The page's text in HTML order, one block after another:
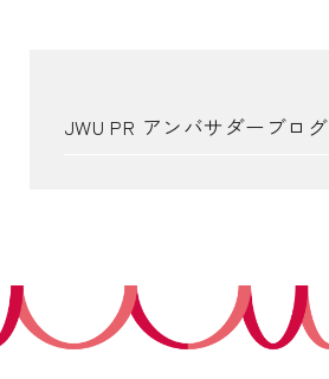
JWU PR アンバサダーブログ